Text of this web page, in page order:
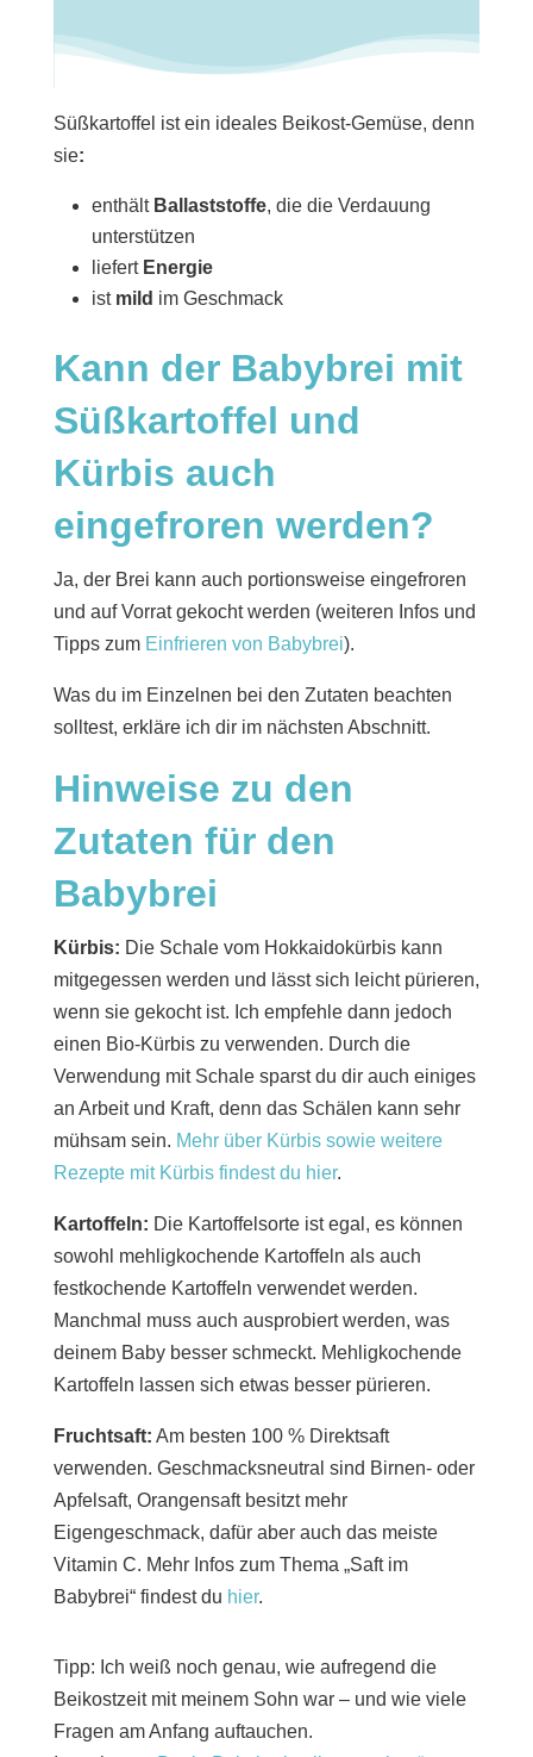
Süßkartoffel ist ein ideales Beikost-Gemüse, denn
sie:
enthält Ballaststoffe, die die Verdauung
unterstützen
liefert Energie
ist mild im Geschmack
Kann der Babybrei mit
Süßkartoffel und
Kürbis auch
eingefroren werden?
Ja, der Brei kann auch portionsweise eingefroren
und auf Vorrat gekocht werden (weiteren Infos und
Tipps zum Einfrieren von Babybrei).
Was du im Einzelnen bei den Zutaten beachten
solltest, erkläre ich dir im nächsten Abschnitt.
Hinweise zu den
Zutaten für den
Babybrei
Kürbis: Die Schale vom Hokkaidokürbis kann
mitgegessen werden und lässt sich leicht pürieren,
wenn sie gekocht ist. Ich empfehle dann jedoch
einen Bio-Kürbis zu verwenden. Durch die
Verwendung mit Schale sparst du dir auch einiges
an Arbeit und Kraft, denn das Schälen kann sehr
mühsam sein. Mehr über Kürbis sowie weitere
Rezepte mit Kürbis findest du hier.
Kartoffeln: Die Kartoffelsorte ist egal, es können
sowohl mehligkochende Kartoffeln als auch
festkochende Kartoffeln verwendet werden.
Manchmal muss auch ausprobiert werden, was
deinem Baby besser schmeckt. Mehligkochende
Kartoffeln lassen sich etwas besser pürieren.
Fruchtsaft: Am besten 100 % Direktsaft
verwenden. Geschmacksneutral sind Birnen- oder
Apfelsaft, Orangensaft besitzt mehr
Eigengeschmack, dafür aber auch das meiste
Vitamin C. Mehr Infos zum Thema „Saft im
Babybrei“ findest du hier.
Tipp: Ich weiß noch genau, wie aufregend die
Beikostzeit mit meinem Sohn war – und wie viele
Fragen am Anfang auftauchen.